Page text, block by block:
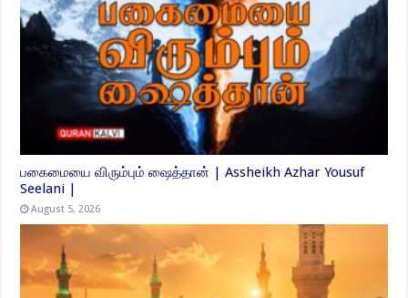
பகைமையை விரும்பும் ஷைத்தான் | Assheikh Azhar Yousuf
Seelani |
August 5, 2026